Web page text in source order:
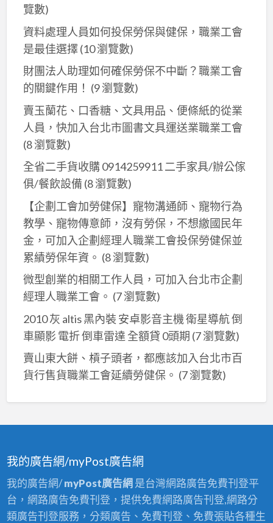
覽數)
資料處理人員如何投保勞保與健保，職業工會
是最佳選擇(10 瀏覽數)
財團法人助理如何確保勞保不中斷？職業工會
的關鍵作用！ (9 瀏覽數)
賣玉蘭花、口香糖、文具用品、便條紙的從業
人員，快加入台北市圖書文具運送業職業工會
(8 瀏覽數)
全省二手貨收購 0914259911 二手家具/辦公傢
俱/餐飲設備 (8 瀏覽數)
【企劃工會加勞健保】寵物溝通師、寵物行為
教學、寵物傳意師，沒有勞保，不想繳國民年
金，可加入企劃經理人職業工會投保勞健保並
累績勞保年資。 (8 瀏覽數)
微型創業的相關工作人員，可加入台北市企劃
經理人職業工會。 (7 瀏覽數)
2010 灰 altis 黑內裝 安卓影音主機 衛星導航 倒
車顯影 電折 倒車雷達 全額貸 0頭期 (7 瀏覽數)
賣山東大餅、槓子頭者，都應該加入台北市百
貨行售貨職業工會延續勞健保。 (7 瀏覽數)
我的廣告網/myPost廣告網
我的廣告網/myPost廣告網 是台灣網路廣告免費刊登平
台，網路廣告免費刊登，提供免費網路廣告刊登,網路分
類廣告刊登服務，分類廣告、免費刊登、免費張貼各種生